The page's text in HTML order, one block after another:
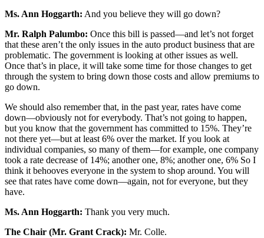
Ms. Ann Hoggarth: And you believe they will go down?
Mr. Ralph Palumbo: Once this bill is passed—and let’s not forget
that these aren’t the only issues in the auto product business that are
problematic. The government is looking at other issues as well.
Once that’s in place, it will take some time for those changes to get
through the system to bring down those costs and allow premiums to
go down.
We should also remember that, in the past year, rates have come
down—obviously not for everybody. That’s not going to happen,
but you know that the government has committed to 15%. They’re
not there yet—but at least 6% over the market. If you look at
individual companies, so many of them—for example, one company
took a rate decrease of 14%; another one, 8%; another one, 6% So I
think it behooves everyone in the system to shop around. You will
see that rates have come down—again, not for everyone, but they
have.
Ms. Ann Hoggarth: Thank you very much.
The Chair (Mr. Grant Crack): Mr. Colle.